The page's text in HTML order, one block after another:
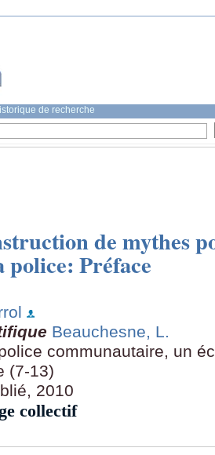
de recherche
de mythes
police: Préface
Beauchesne, L.
communautaire, un
(7-13)
2010
collectif